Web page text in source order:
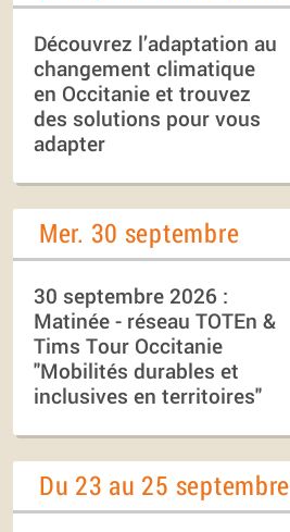
Découvrez l’adaptation au
changement climatique
en Occitanie et trouvez
des solutions pour vous
adapter
Mer. 30 septembre
30 septembre 2026 :
Matinée - réseau TOTEn &
Tims Tour Occitanie
"Mobilités durables et
inclusives en territoires"
Du 23 au 25 septembre